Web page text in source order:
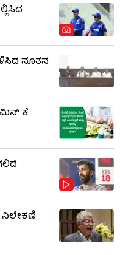
ನೂತನ
ಕೆ
ನಿಲೇಕಣಿ